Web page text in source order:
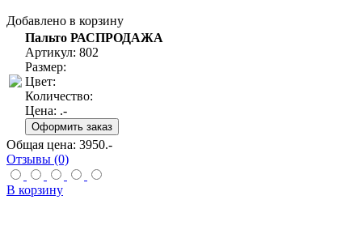
Добавлено в корзину
Пальто РАСПРОДАЖА
Артикул: 802
Размер:
Цвет:
Количество:
Цена: .-
Общая цена: 3950.-
Отзывы (0)
В корзину